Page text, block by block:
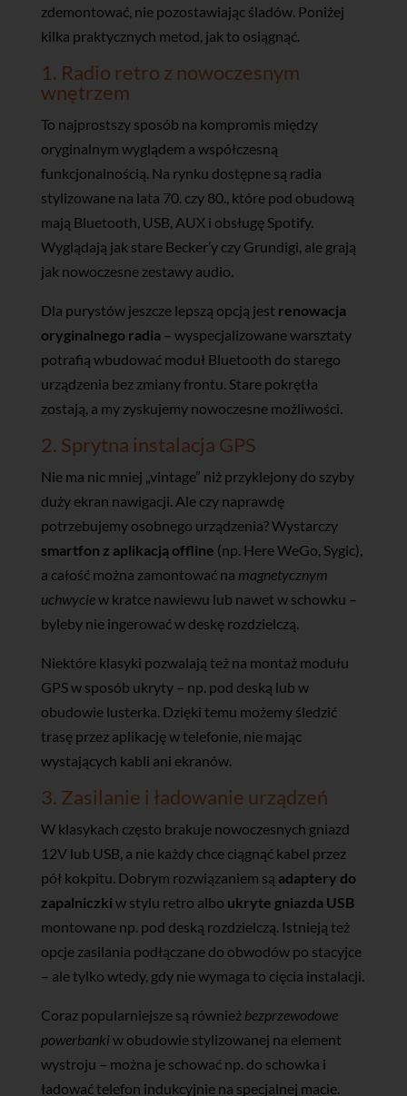
zdemontować, nie pozostawiając śladów. Poniżej
kilka praktycznych metod, jak to osiągnąć.
1. Radio retro z nowoczesnym
wnętrzem
To najprostszy sposób na kompromis między
oryginalnym wyglądem a współczesną
funkcjonalnością. Na rynku dostępne są radia
stylizowane na lata 70. czy 80., które pod obudową
mają Bluetooth, USB, AUX i obsługę Spotify.
Wyglądają jak stare Becker’y czy Grundigi, ale grają
jak nowoczesne zestawy audio.
Dla purystów jeszcze lepszą opcją jest renowacja
oryginalnego radia– wyspecjalizowane warsztaty
potrafią wbudować moduł Bluetooth do starego
urządzenia bez zmiany frontu. Stare pokrętła
zostają, a my zyskujemy nowoczesne możliwości.
2. Sprytna instalacja GPS
Nie ma nic mniej „vintage” niż przyklejony do szyby
duży ekran nawigacji. Ale czy naprawdę
potrzebujemy osobnego urządzenia? Wystarczy
smartfon z aplikacją offline (np. Here WeGo, Sygic),
a całość można zamontować na magnetycznym
uchwyciew kratce nawiewu lub nawet w schowku –
byleby nie ingerować w deskę rozdzielczą.
Niektóre klasyki pozwalają też na montaż modułu
GPS w sposób ukryty – np. pod deską lub w
obudowie lusterka. Dzięki temu możemy śledzić
trasę przez aplikację w telefonie, nie mając
wystających kabli ani ekranów.
3. Zasilanie i ładowanie urządzeń
W klasykach często brakuje nowoczesnych gniazd
12V lub USB, a nie każdy chce ciągnąć kabel przez
pół kokpitu. Dobrym rozwiązaniem są adaptery do
zapalniczki w stylu retro albo ukryte gniazda USB
montowane np. pod deską rozdzielczą. Istnieją też
opcje zasilania podłączane do obwodów po stacyjce
– ale tylko wtedy, gdy nie wymaga to cięcia instalacji.
Coraz popularniejsze są również bezprzewodowe
powerbanki w obudowie stylizowanej na element
wystroju – można je schować np. do schowka i
ładować telefon indukcyjnie na specjalnej macie.